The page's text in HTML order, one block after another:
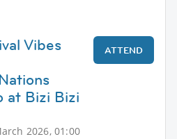
Vibes
at Bizi Bizi
2026, 01:00
ATTEND